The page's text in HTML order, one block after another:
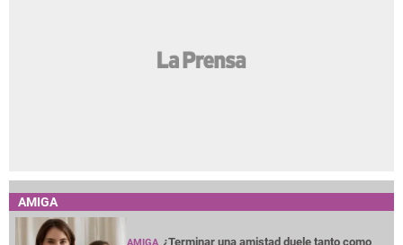
AMIGA
¿Terminar una amistad duele tanto como